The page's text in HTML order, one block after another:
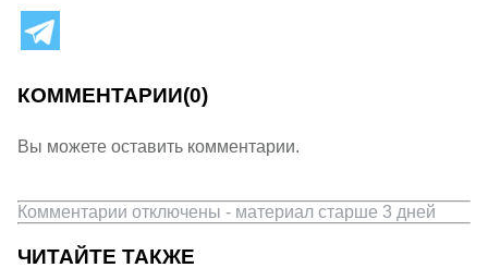
КОММЕНТАРИИ(0)
Вы можете оставить комментарии.
Комментарии отключены - материал старше 3 дней
ЧИТАЙТЕ ТАКЖЕ